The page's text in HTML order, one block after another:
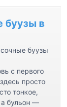
буузы в
буузы
с первого
просто
тонкое,
а бульон —